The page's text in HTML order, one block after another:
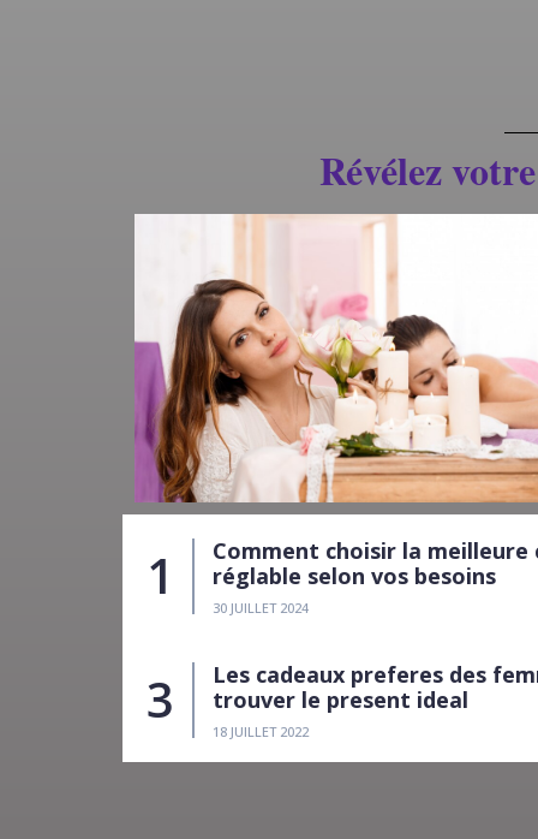
Révélez
Comment choisir la
réglable selon vos besoins
30 JUILLET 2024
Les cadeaux preferes des
trouver le present ideal
18 JUILLET 2022